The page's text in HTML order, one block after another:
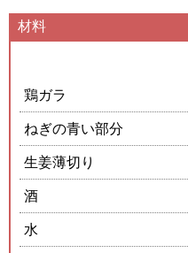
材料
鶏ガラ
ねぎの青い部分
生姜薄切り
酒
水